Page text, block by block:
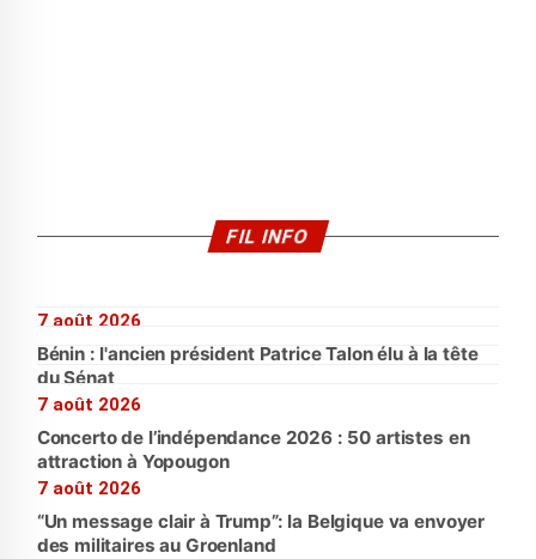
FIL INFO
7 août 2026
Bénin : l'ancien président Patrice Talon élu à la tête
du Sénat
7 août 2026
Concerto de l’indépendance 2026 : 50 artistes en
attraction à Yopougon
7 août 2026
“Un message clair à Trump”: la Belgique va envoyer
des militaires au Groenland